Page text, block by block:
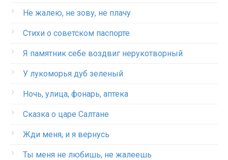
Не жалею, не зову, не плачу
Стихи о советском паспорте
Я памятник себе воздвиг нерукотворный
У лукоморья дуб зеленый
Ночь, улица, фонарь, аптека
Сказка о царе Салтане
Жди меня, и я вернусь
Ты меня не любишь, не жалеешь